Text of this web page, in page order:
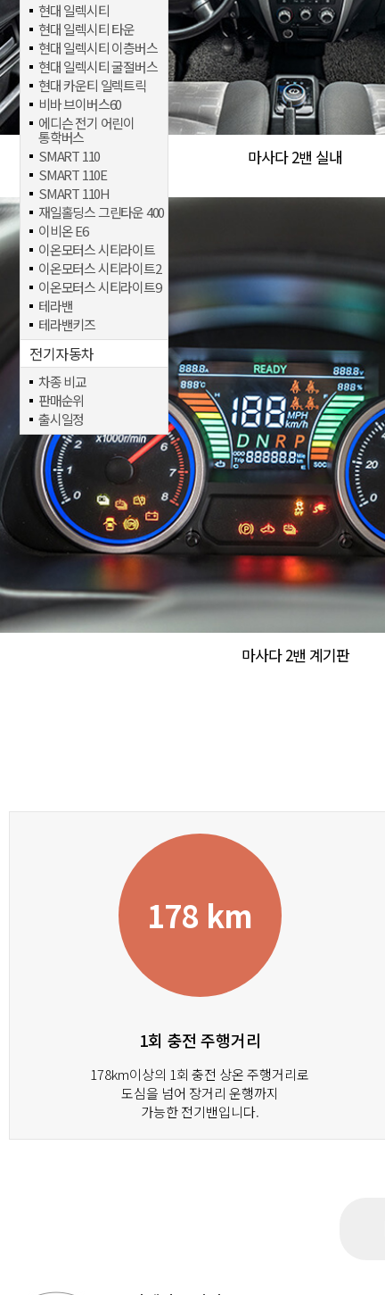
현대 일렉시티
현대 일렉시티 타운
현대 일렉시티 이층버스
현대 일렉시티 굴절버스
현대 카운티 일렉트릭
비바 브이버스60
에디슨 전기 어린이
통학버스
SMART 110
SMART 110E
SMART 110H
재일홀딩스 그린타운 400
이비온 E6
이온모터스 시티라이트
이온모터스 시티라이트2
이온모터스 시티라이트9
테라밴
테라밴키즈
전기자동차
차종 비교
판매순위
출시일정
마사다 2밴 실내
마사다 2밴 계기판
178 km
1회 충전 주행거리
178km이상의 1회 충전 상온 주행거리로
도심을 넘어 장거리 운행까지
가능한 전기밴입니다.